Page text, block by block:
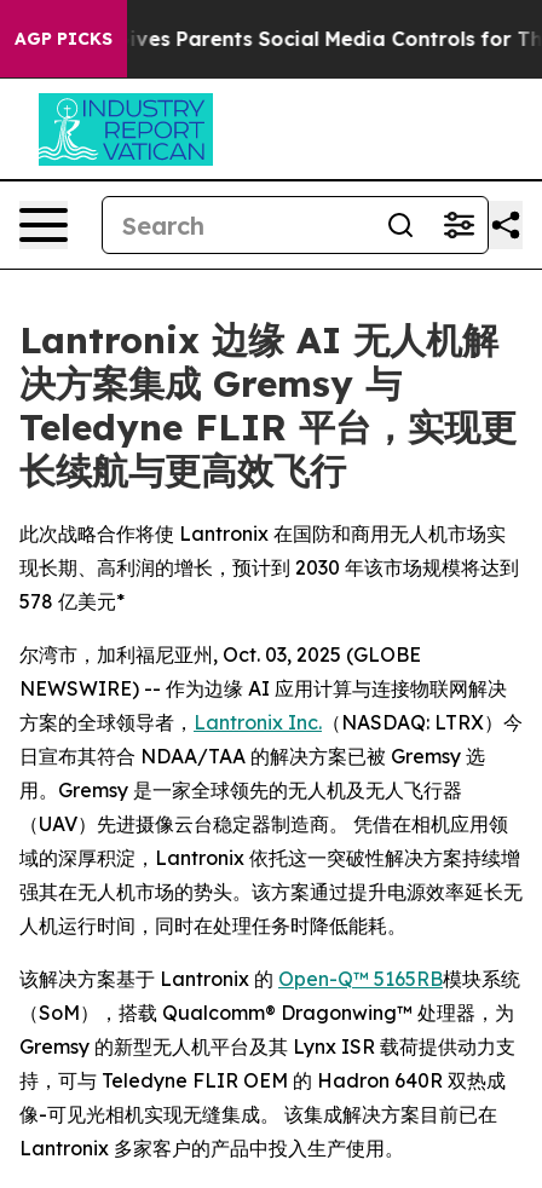
AGP PICKS
Gives Parents Social Media Controls for Their
Lantronix 边缘 AI 无人机解
决方案集成 Gremsy 与
Teledyne FLIR 平台，实现更
长续航与更高效飞行
此次战略合作将使 Lantronix 在国防和商用无人机市场实
现长期、高利润的增长，预计到 2030 年该市场规模将达到
578 亿美元*
尔湾市，加利福尼亚州, Oct. 03, 2025 (GLOBE
NEWSWIRE) -- 作为边缘 AI 应用计算与连接物联网解决
方案的全球领导者， Lantronix Inc. （NASDAQ: LTRX）今
日宣布其符合 NDAA/TAA 的解决方案已被 Gremsy 选
用。Gremsy 是一家全球领先的无人机及无人飞行器
（UAV）先进摄像云台稳定器制造商。 凭借在相机应用领
域的深厚积淀，Lantronix 依托这一突破性解决方案持续增
强其在无人机市场的势头。该方案通过提升电源效率延长无
人机运行时间，同时在处理任务时降低能耗。
该解决方案基于 Lantronix 的 Open-Q™ 5165RB模块系统
（SoM），搭载 Qualcomm® Dragonwing™ 处理器，为
Gremsy 的新型无人机平台及其 Lynx ISR 载荷提供动力支
持，可与 Teledyne FLIR OEM 的 Hadron 640R 双热成
像-可见光相机实现无缝集成。 该集成解决方案目前已在
Lantronix 多家客户的产品中投入生产使用。